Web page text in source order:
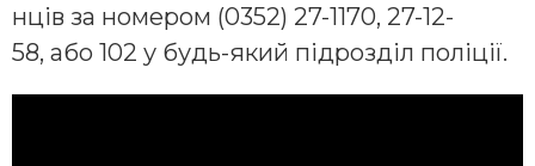
нців за номером (0352) 27-1170, 27-12-
58, або 102 у будь-який підрозділ поліції.